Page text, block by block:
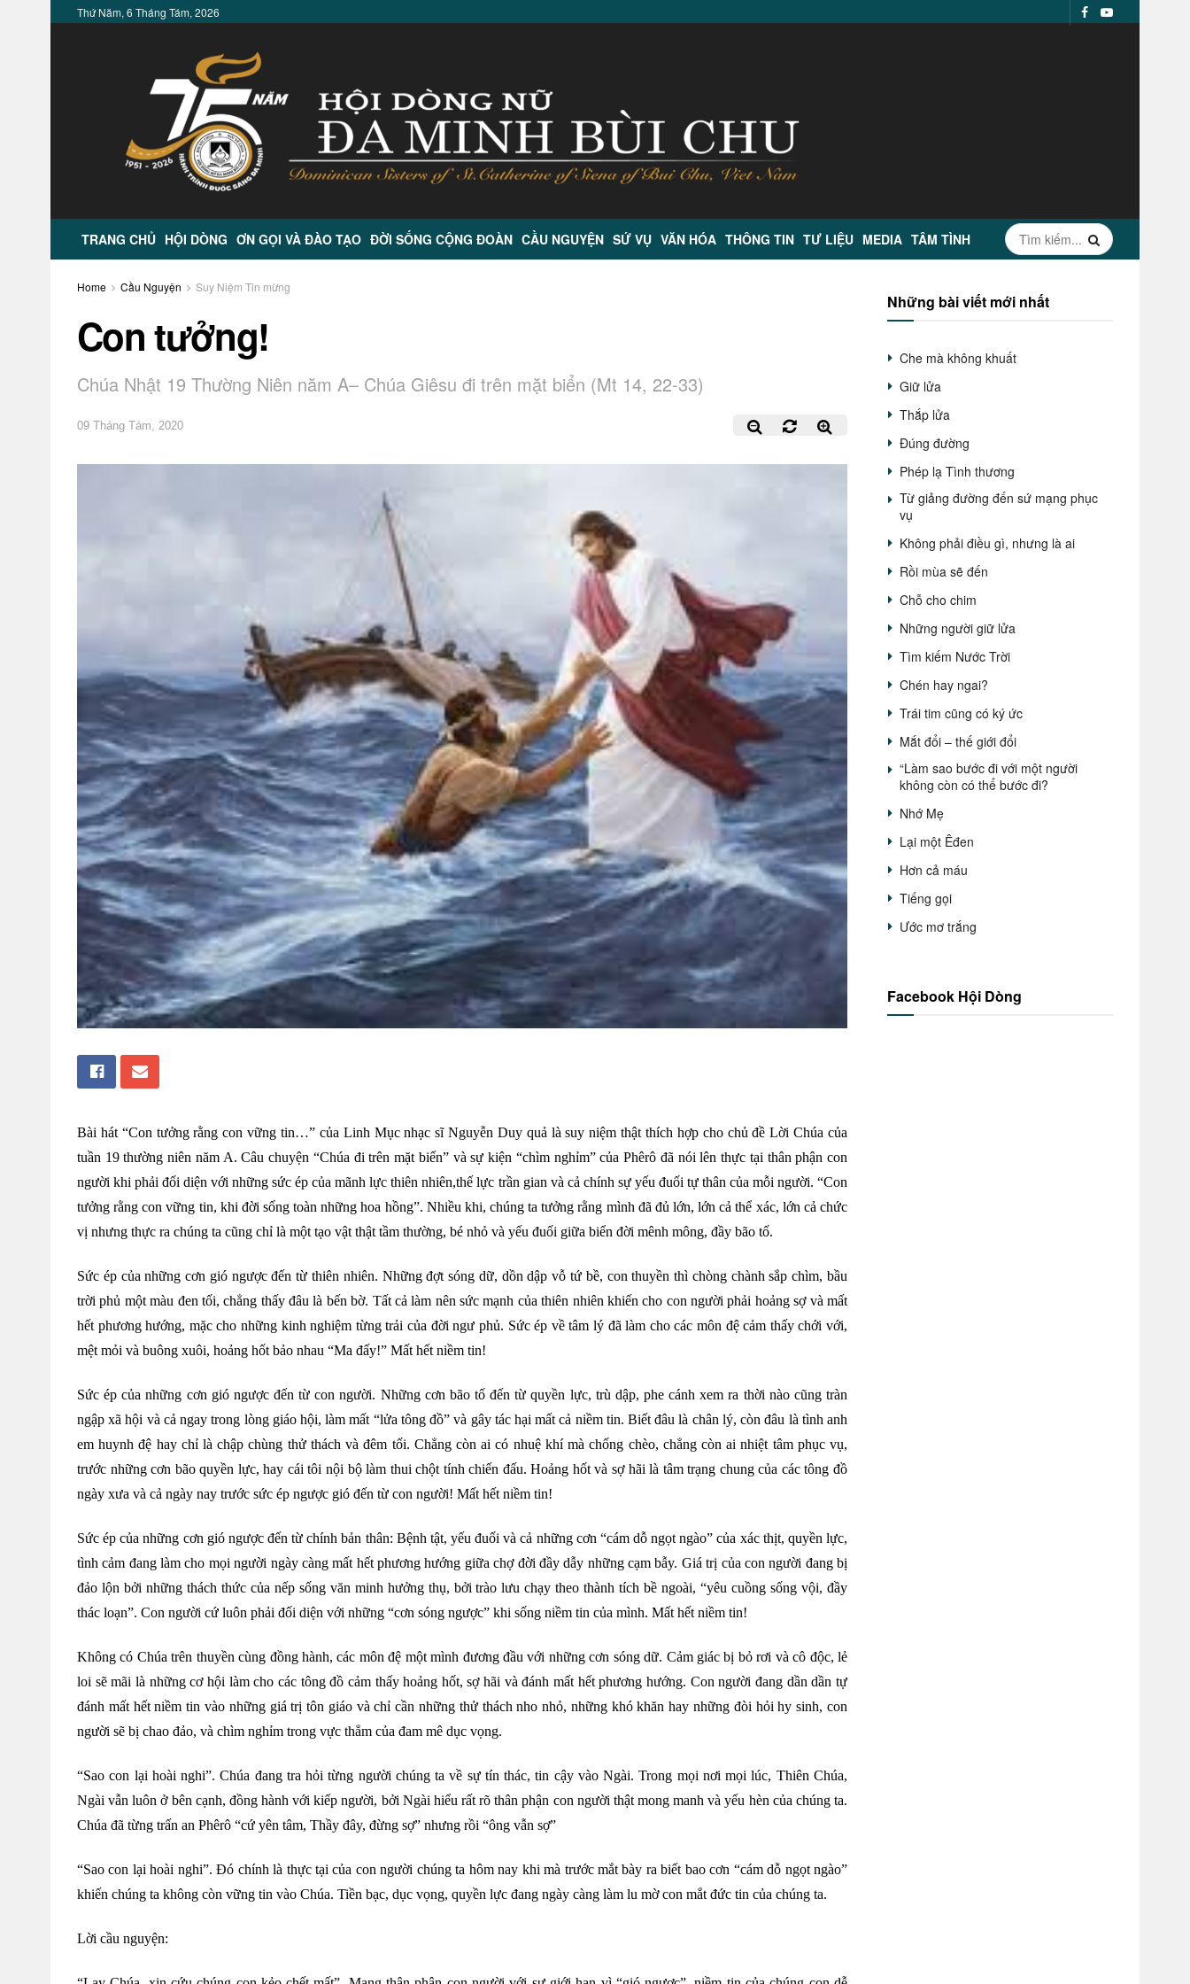
Thứ Năm, 6 Tháng Tám, 2026
TRANG CHỦ HỘI DÒNG ƠN GỌI VÀ ĐÀO TẠO ĐỜI SỐNG CỘNG ĐOÀN CẦU NGUYỆN SỨ VỤ VĂN HÓA THÔNG TIN TƯ LIỆU MEDIA TÂM TÌNH
Home Cầu Nguyện Suy Niệm Tin mừng
Con tưởng!
Chúa Nhật 19 Thường Niên năm A– Chúa Giêsu đi trên mặt biển (Mt 14, 22-33)
09 Tháng Tám, 2020
Bài hát “Con tưởng rằng con vững tin…” của Linh Mục nhạc sĩ Nguyễn Duy quả là suy niệm thật thích hợp cho chủ đề Lời Chúa của
tuần 19 thường niên năm A. Câu chuyện “Chúa đi trên mặt biển” và sự kiện “chìm nghỉm” của Phêrô đã nói lên thực tại thân phận con
người khi phải đối diện với những sức ép của mãnh lực thiên nhiên,thế lực trần gian và cả chính sự yếu đuối tự thân của mỗi người. “Con
tưởng rằng con vững tin, khi đời sống toàn những hoa hồng”. Nhiều khi, chúng ta tưởng rằng mình đã đủ lớn, lớn cả thể xác, lớn cả chức
vị nhưng thực ra chúng ta cũng chỉ là một tạo vật thật tầm thường, bé nhỏ và yếu đuối giữa biển đời mênh mông, đầy bão tố.
Sức ép của những cơn gió ngược đến từ thiên nhiên. Những đợt sóng dữ, dồn dập vỗ tứ bề, con thuyền thì chòng chành sắp chìm, bầu
trời phủ một màu đen tối, chẳng thấy đâu là bến bờ. Tất cả làm nên sức mạnh của thiên nhiên khiến cho con người phải hoảng sợ và mất
hết phương hướng, mặc cho những kinh nghiệm từng trải của đời ngư phủ. Sức ép về tâm lý đã làm cho các môn đệ cảm thấy chới với,
mệt mỏi và buông xuôi, hoảng hốt bảo nhau “Ma đấy!” Mất hết niềm tin!
Sức ép của những cơn gió ngược đến từ con người. Những cơn bão tố đến từ quyền lực, trù dập, phe cánh xem ra thời nào cũng tràn
ngập xã hội và cả ngay trong lòng giáo hội, làm mất “lửa tông đồ” và gây tác hại mất cả niềm tin. Biết đâu là chân lý, còn đâu là tình anh
em huynh đệ hay chỉ là chập chùng thử thách và đêm tối. Chẳng còn ai có nhuệ khí mà chống chèo, chẳng còn ai nhiệt tâm phục vụ,
trước những cơn bão quyền lực, hay cái tôi nội bộ làm thui chột tính chiến đấu. Hoảng hốt và sợ hãi là tâm trạng chung của các tông đồ
ngày xưa và cả ngày nay trước sức ép ngược gió đến từ con người! Mất hết niềm tin!
Sức ép của những cơn gió ngược đến từ chính bản thân: Bệnh tật, yếu đuối và cả những cơn “cám dỗ ngọt ngào” của xác thịt, quyền lực,
tình cảm đang làm cho mọi người ngày càng mất hết phương hướng giữa chợ đời đầy dẫy những cạm bẫy. Giá trị của con người đang bị
đảo lộn bởi những thách thức của nếp sống văn minh hưởng thụ, bởi trào lưu chạy theo thành tích bề ngoài, “yêu cuồng sống vội, đầy
thác loạn”. Con người cứ luôn phải đối diện với những “cơn sóng ngược” khi sống niềm tin của mình. Mất hết niềm tin!
Không có Chúa trên thuyền cùng đồng hành, các môn đệ một mình đương đầu với những cơn sóng dữ. Cảm giác bị bỏ rơi và cô độc, lẻ
loi sẽ mãi là những cơ hội làm cho các tông đồ cảm thấy hoảng hốt, sợ hãi và đánh mất hết phương hướng. Con người đang dần dần tự
đánh mất hết niềm tin vào những giá trị tôn giáo và chỉ cần những thử thách nho nhỏ, những khó khăn hay những đòi hỏi hy sinh, con
người sẽ bị chao đảo, và chìm nghỉm trong vực thẳm của đam mê dục vọng.
“Sao con lại hoài nghi”. Chúa đang tra hỏi từng người chúng ta về sự tín thác, tin cậy vào Ngài. Trong mọi nơi mọi lúc, Thiên Chúa,
Ngài vẫn luôn ở bên cạnh, đồng hành với kiếp người, bởi Ngài hiểu rất rõ thân phận con người thật mong manh và yếu hèn của chúng ta.
Chúa đã từng trấn an Phêrô “cứ yên tâm, Thầy đây, đừng sợ” nhưng rồi “ông vẫn sợ”
“Sao con lại hoài nghi”. Đó chính là thực tại của con người chúng ta hôm nay khi mà trước mắt bày ra biết bao cơn “cám dỗ ngọt ngào”
khiến chúng ta không còn vững tin vào Chúa. Tiền bạc, dục vọng, quyền lực đang ngày càng làm lu mờ con mắt đức tin của chúng ta.
Lời cầu nguyện:
Những bài viết mới nhất
Che mà không khuất
Giữ lửa
Thắp lửa
Đúng đường
Phép lạ Tình thương
Từ giảng đường đến sứ mạng phục
vụ
Không phải điều gì, nhưng là ai
Rồi mùa sẽ đến
Chỗ cho chim
Những người giữ lửa
Tìm kiếm Nước Trời
Chén hay ngai?
Trái tim cũng có ký ức
Mắt đổi – thế giới đổi
“Làm sao bước đi với một người
không còn có thể bước đi?
Nhớ Mẹ
Lại một Êđen
Hơn cả máu
Tiếng gọi
Ước mơ trắng
Facebook Hội Dòng